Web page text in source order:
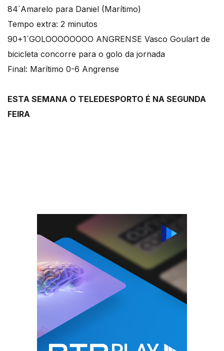
84´Amarelo para Daniel (Marítimo)
Tempo extra: 2 minutos
90+1´GOLOOOOOOOO ANGRENSE Vasco Goulart de
bicicleta concorre para o golo da jornada
Final: Marítimo 0-6 Angrense
ESTA SEMANA O TELEDESPORTO É NA SEGUNDA
FEIRA